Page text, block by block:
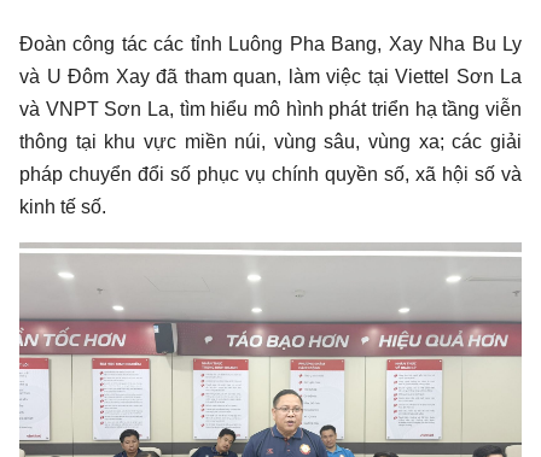
Đoàn công tác các tỉnh Luông Pha Bang, Xay Nha Bu Ly
và U Đôm Xay đã tham quan, làm việc tại Viettel Sơn La
và VNPT Sơn La, tìm hiểu mô hình phát triển hạ tầng viễn
thông tại khu vực miền núi, vùng sâu, vùng xa; các giải
pháp chuyển đổi số phục vụ chính quyền số, xã hội số và
kinh tế số.